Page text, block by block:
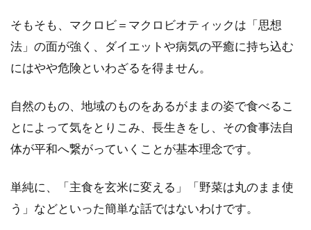
そもそも、マクロビ＝マクロビオティックは「思想
法」の面が強く、ダイエットや病気の平癒に持ち込む
にはやや危険といわざるを得ません。
自然のもの、地域のものをあるがままの姿で食べるこ
とによって気をとりこみ、長生きをし、その食事法自
体が平和へ繋がっていくことが基本理念です。
単純に、「主食を玄米に変える」「野菜は丸のまま使
う」などといった簡単な話ではないわけです。